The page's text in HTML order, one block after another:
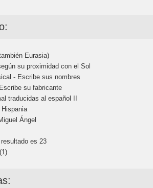
Eurasia)
su proximidad con el Sol
- Escribe sus nombres
su fabricante
traducidas al español II
Ángel
es 23